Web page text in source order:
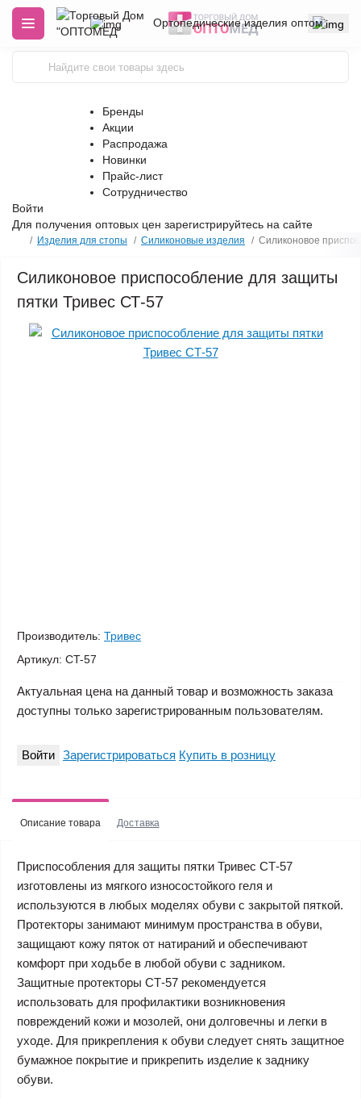
Ортопедические изделия оптом
Бренды
Акции
Распродажа
Новинки
Прайс-лист
Сотрудничество
Войти
Для получения оптовых цен зарегистрируйтесь на сайте
Изделия для стопы Силиконовые изделия Силиконовое
Силиконовое приспособление для защиты
пятки Тривес СТ-57
Производитель: Тривес
Артикул: СT-57
Актуальная цена на данный товар и возможность заказа
доступны только зарегистрированным пользователям.
Войти Зарегистрироваться Купить в розницу
Описание товара Доставка
Приспособления для защиты пятки Тривес СТ-57
изготовлены из мягкого износостойкого геля и
используются в любых моделях обуви с закрытой пяткой.
Протекторы занимают минимум пространства в обуви,
защищают кожу пяток от натираний и обеспечивают
комфорт при ходьбе в любой обуви с задником.
Защитные протекторы СТ-57 рекомендуется
использовать для профилактики возникновения
повреждений кожи и мозолей, они долговечны и легки в
уходе. Для прикрепления к обуви следует снять защитное
бумажное покрытие и прикрепить изделие к заднику
обуви.